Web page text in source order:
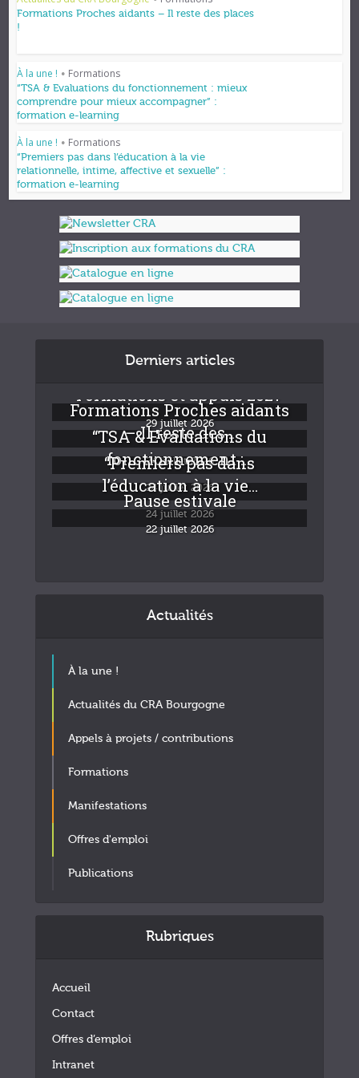
Formations Proches aidants – Il reste des places
!
À la une ! • Formations
“TSA & Evaluations du fonctionnement : mieux
comprendre pour mieux accompagner” :
formation e-learning
À la une ! • Formations
“Premiers pas dans l’éducation à la vie
relationnelle, intime, affective et sexuelle” :
formation e-learning
Derniers articles
Formations et appuis 2027
29 juillet 2026
Formations Proches aidants
– Il reste des...
24 juillet 2026
“TSA & Evaluations du
fonctionnement :...
24 juillet 2026
“Premiers pas dans
l’éducation à la vie...
24 juillet 2026
Pause estivale
22 juillet 2026
Actualités
À la une !
Actualités du CRA Bourgogne
Appels à projets / contributions
Formations
Manifestations
Offres d'emploi
Publications
Rubriques
Accueil
Contact
Offres d’emploi
Intranet